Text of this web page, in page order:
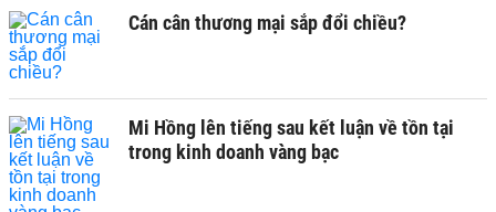
Cán cân thương mại sắp đổi chiều?
Mi Hồng lên tiếng sau kết luận về tồn tại
trong kinh doanh vàng bạc